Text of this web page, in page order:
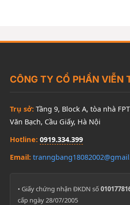
CÔNG TY CỔ PHẦN VIỄN
Trụ sở: Tầng 9, Block A, tòa nhà
Văn Bạch, Cầu Giấy, Hà Nội
Hotline: 0919.334.399
Email:
• Giấy chứng nhận ĐKDN số
cấp ngày 28/07/2005